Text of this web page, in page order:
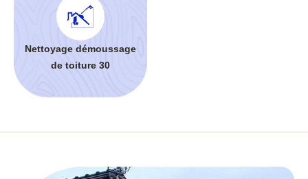
Nettoyage démoussage
de toiture 30